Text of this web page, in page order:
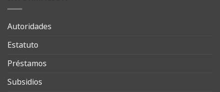
Autoridades
Estatuto
Préstamos
Subsidios